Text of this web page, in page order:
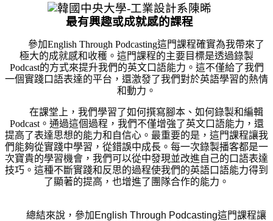
最有興趣或成就感的課程
參加English Through Podcasting這門課程確實為我帶來了
極大的成就感和收穫。這門課程的主要目標是透過錄製
Podcast的方式來提升我們的英文口語能力。這不僅給了我們
一個實踐口語表達的平台，還激發了我們對於英語學習的熱情
和動力。
在課堂上，我們學習了如何撰寫腳本、如何錄製和編輯
Podcast。通過這個過程，我們不僅增強了英文口語能力，還
提高了表達思想的能力和自信心。最重要的是，這門課程讓我
們能夠從實踐中學習，從錯誤中成長。每一次錄製播客都是一
次寶貴的學習機會，我們可以從中發現並改進自己的口語表達
技巧。這種不斷實踐和反思的過程使我們的英語口語能力得到
了顯著的提高，也增進了團隊合作的能力。
總結來說，參加 English Through Podcasting這門課程讓